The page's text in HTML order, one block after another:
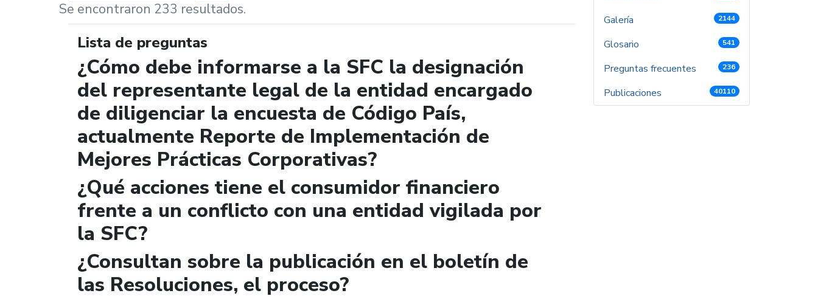
Se encontraron 233 resultados.
Lista de preguntas
¿Cómo debe informarse a la SFC la designación
del representante legal de la entidad encargado
de diligenciar la encuesta de Código País,
actualmente Reporte de Implementación de
Mejores Prácticas Corporativas?
¿Qué acciones tiene el consumidor financiero
frente a un conflicto con una entidad vigilada por
la SFC?
¿Consultan sobre la publicación en el boletín de
las Resoluciones, el proceso?
Galería 2144
Glosario 541
Preguntas frecuentes 236
Publicaciones 40110